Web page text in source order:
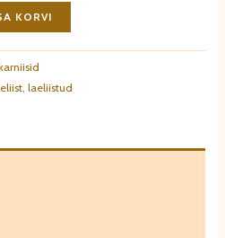
KORVI
, laeliistud